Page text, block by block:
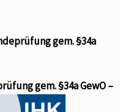
gem. §34a
gem. §34a GewO –